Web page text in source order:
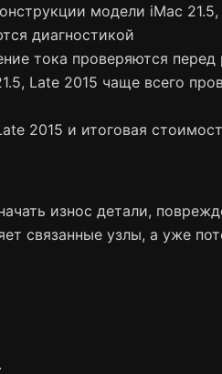
модели iMac 21.5,
диагностикой
тока проверяются
Late 2015 чаще всего
2015 и итоговая
износ детали,
связанные узлы, а уже